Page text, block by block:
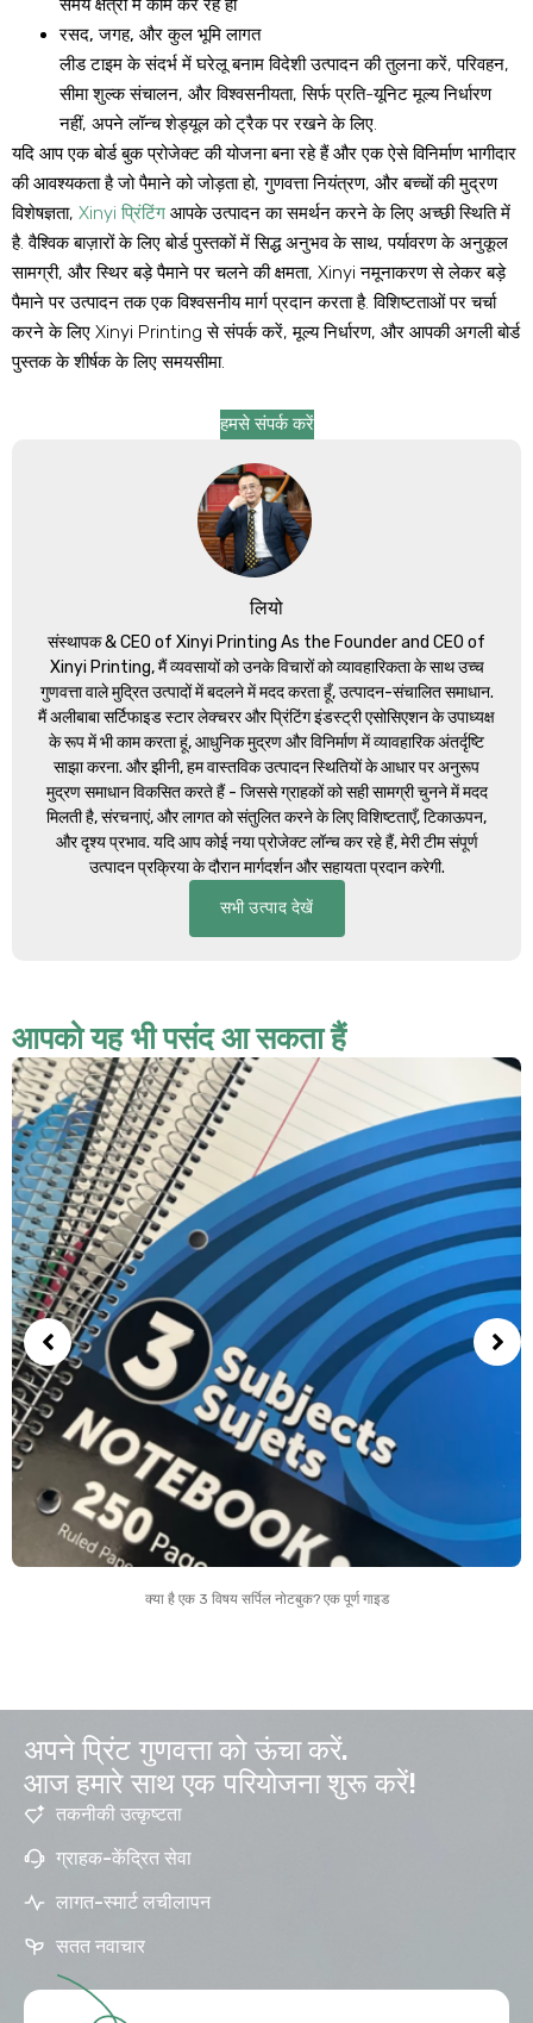
समय क्षेत्रों में काम कर रहे हों
रसद, जगह, और कुल भूमि लागत
लीड टाइम के संदर्भ में घरेलू बनाम विदेशी उत्पादन की तुलना करें, परिवहन,
सीमा शुल्क संचालन, और विश्वसनीयता, सिर्फ प्रति-यूनिट मूल्य निर्धारण
नहीं, अपने लॉन्च शेड्यूल को ट्रैक पर रखने के लिए.
यदि आप एक बोर्ड बुक प्रोजेक्ट की योजना बना रहे हैं और एक ऐसे विनिर्माण भागीदार
की आवश्यकता है जो पैमाने को जोड़ता हो, गुणवत्ता नियंत्रण, और बच्चों की मुद्रण
विशेषज्ञता, Xinyi प्रिंटिंग आपके उत्पादन का समर्थन करने के लिए अच्छी स्थिति में
है. वैश्विक बाज़ारों के लिए बोर्ड पुस्तकों में सिद्ध अनुभव के साथ, पर्यावरण के अनुकूल
सामग्री, और स्थिर बड़े पैमाने पर चलने की क्षमता, Xinyi नमूनाकरण से लेकर बड़े
पैमाने पर उत्पादन तक एक विश्वसनीय मार्ग प्रदान करता है. विशिष्टताओं पर चर्चा
करने के लिए Xinyi Printing से संपर्क करें, मूल्य निर्धारण, और आपकी अगली बोर्ड
पुस्तक के शीर्षक के लिए समयसीमा.
हमसे संपर्क करें
लियो
संस्थापक &CEO of Xinyi Printing As the Founder and CEO of
Xinyi Printing, मैं व्यवसायों को उनके विचारों को व्यावहारिकता के साथ उच्च
गुणवत्ता वाले मुद्रित उत्पादों में बदलने में मदद करता हूँ, उत्पादन-संचालित समाधान.
मैं अलीबाबा सर्टिफाइड स्टार लेक्चरर और प्रिंटिंग इंडस्ट्री एसोसिएशन के उपाध्यक्ष
के रूप में भी काम करता हूं, आधुनिक मुद्रण और विनिर्माण में व्यावहारिक अंतर्दृष्टि
साझा करना. और झीनी, हम वास्तविक उत्पादन स्थितियों के आधार पर अनुरूप
मुद्रण समाधान विकसित करते हैं - जिससे ग्राहकों को सही सामग्री चुनने में मदद
मिलती है, संरचनाएं, और लागत को संतुलित करने के लिए विशिष्टताएँ, टिकाऊपन,
और दृश्य प्रभाव. यदि आप कोई नया प्रोजेक्ट लॉन्च कर रहे हैं, मेरी टीम संपूर्ण
उत्पादन प्रक्रिया के दौरान मार्गदर्शन और सहायता प्रदान करेगी.
सभी उत्पाद देखें
आपको यह भी पसंद आ सकता हैं
क्या है एक 3 विषय सर्पिल नोटबुक? एक पूर्ण गाइड
अपने प्रिंट गुणवत्ता को ऊंचा करें.
आज हमारे साथ एक परियोजना शुरू करें!
तकनीकी उत्कृष्टता
ग्राहक-केंद्रित सेवा
लागत-स्मार्ट लचीलापन
सतत नवाचार